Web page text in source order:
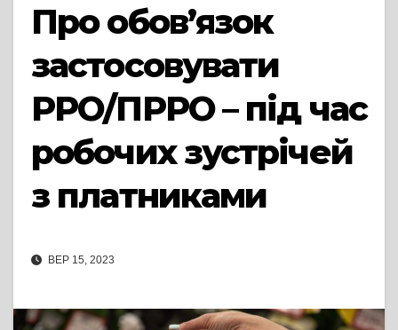
Про обов’язок
застосовувати
РРО/ПРРО – під час
робочих зустрічей
з платниками
ВЕР 15, 2023